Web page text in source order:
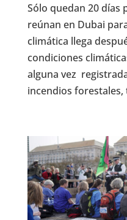
Sólo quedan 20 días
reúnan en Dubai
climática llega
condiciones
alguna vez
incendios forestales,